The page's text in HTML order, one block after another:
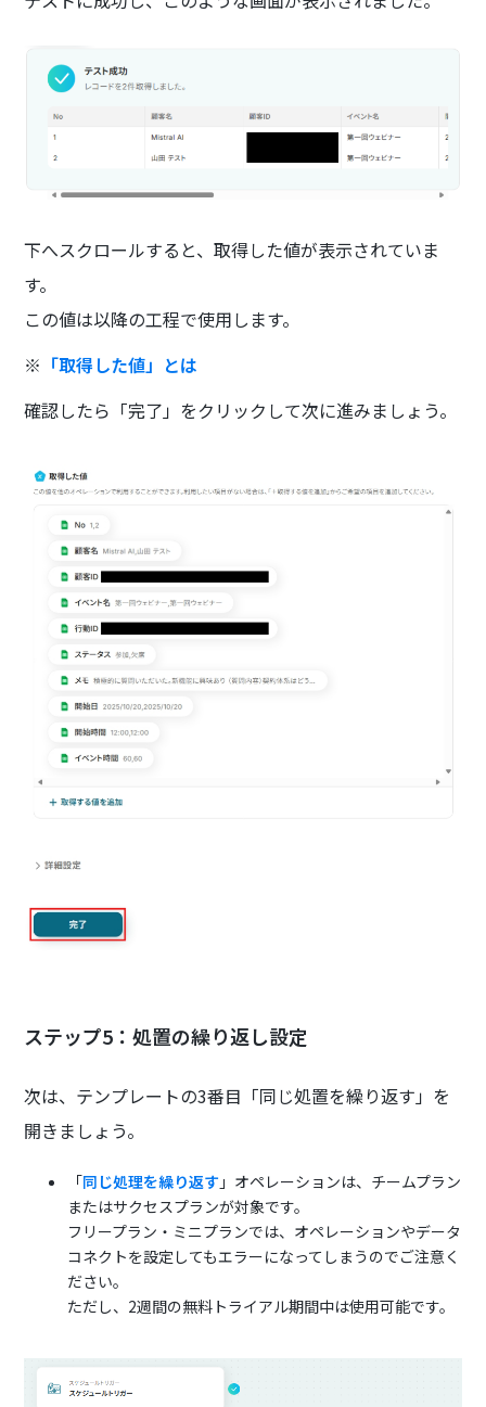
下へスクロールすると、取得した値が表示されていま
す。
この値は以降の工程で使用します。
※ 「取得した値」とは
確認したら「完了」をクリックして次に進みましょう。
ステップ5：処置の繰り返し設定
次は、テンプレートの3番目「同じ処置を繰り返す」を
開きましょう。
「同じ処理を繰り返す 」オペレーションは、チームプラン
またはサクセスプランが対象です。
フリープラン・ミニプランでは、オペレーションやデータ
コネクトを設定してもエラーになってしまうのでご注意く
ださい。
ただし、2週間の無料トライアル期間中は使用可能です。